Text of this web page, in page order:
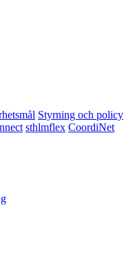
Styrning och policy
sthlmflex CoordiNet